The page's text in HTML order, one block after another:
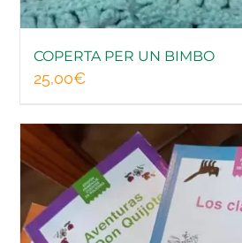
COPERTA PER UN BIMBO
25,00€